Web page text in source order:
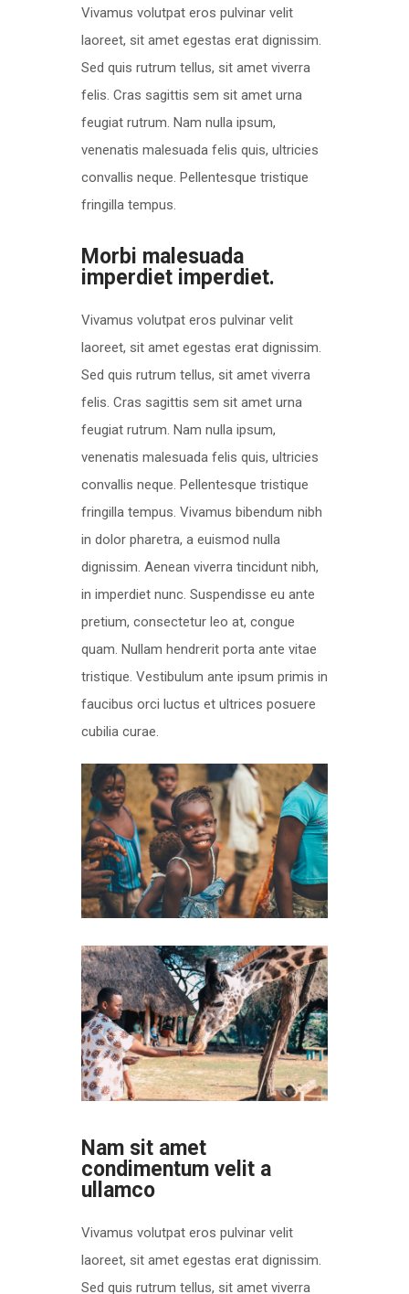
Vivamus volutpat eros pulvinar velit
laoreet, sit amet egestas erat dignissim.
Sed quis rutrum tellus, sit amet viverra
felis. Cras sagittis sem sit amet urna
feugiat rutrum. Nam nulla ipsum,
venenatis malesuada felis quis, ultricies
convallis neque. Pellentesque tristique
fringilla tempus.
Morbi malesuada
imperdiet imperdiet.
Vivamus volutpat eros pulvinar velit
laoreet, sit amet egestas erat dignissim.
Sed quis rutrum tellus, sit amet viverra
felis. Cras sagittis sem sit amet urna
feugiat rutrum. Nam nulla ipsum,
venenatis malesuada felis quis, ultricies
convallis neque. Pellentesque tristique
fringilla tempus. Vivamus bibendum nibh
in dolor pharetra, a euismod nulla
dignissim. Aenean viverra tincidunt nibh,
in imperdiet nunc. Suspendisse eu ante
pretium, consectetur leo at, congue
quam. Nullam hendrerit porta ante vitae
tristique. Vestibulum ante ipsum primis in
faucibus orci luctus et ultrices posuere
cubilia curae.
Nam sit amet
condimentum velit a
ullamco
Vivamus volutpat eros pulvinar velit
laoreet, sit amet egestas erat dignissim.
Sed quis rutrum tellus, sit amet viverra